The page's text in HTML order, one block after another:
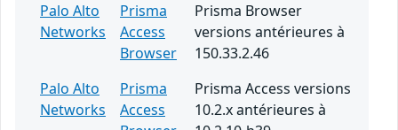
Palo Alto
Networks
Prisma
Access
Browser
Prisma Browser
versions antérieures à
150.33.2.46
Palo Alto
Networks
Prisma
Access
Prisma Access versions
10.2.x antérieures à